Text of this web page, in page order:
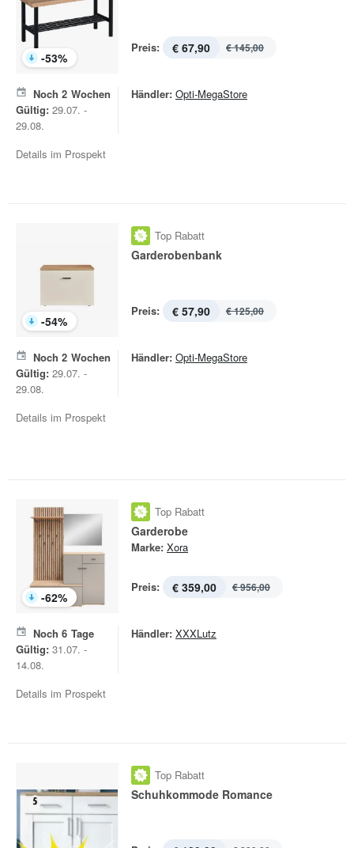
-53%
Preis: € 67,90 € 145,00
Noch 2 Wochen
Gültig: 29.07. -
29.08.
Händler: Opti-MegaStore
Details im Prospekt
-54%
Top Rabatt
Garderobenbank
Preis: € 57,90 € 125,00
Noch 2 Wochen
Gültig: 29.07. -
29.08.
Händler: Opti-MegaStore
Details im Prospekt
-62%
Top Rabatt
Garderobe
Marke: Xora
Preis: € 359,00 € 956,00
Noch 6 Tage
Gültig: 31.07. -
14.08.
Händler: XXXLutz
Details im Prospekt
Top Rabatt
Schuhkommode Romance